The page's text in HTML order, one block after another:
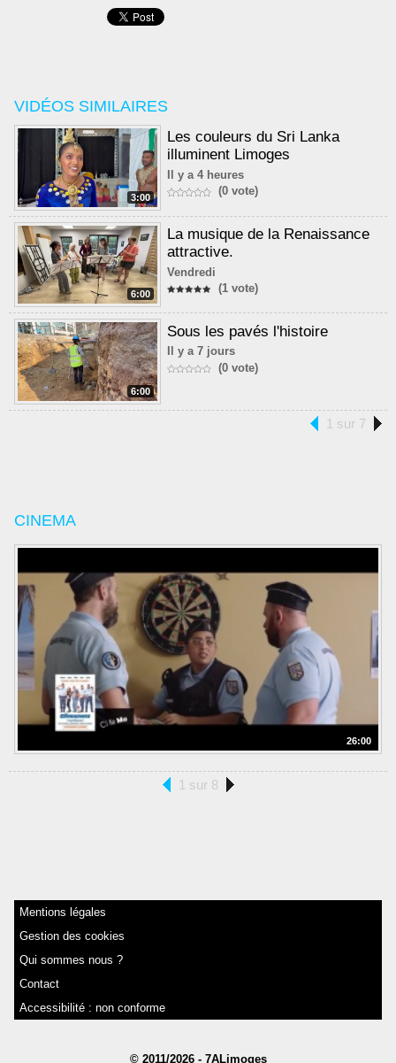
VIDÉOS SIMILAIRES
3:00
Les couleurs du Sri Lanka
illuminent Limoges
Il y a 4 heures
(0 vote)
6:00
La musique de la Renaissance
attractive.
Vendredi
(1 vote)
6:00
Sous les pavés l'histoire
Il y a 7 jours
(0 vote)
1 sur 7
CINEMA
26:00
1 sur 8
Mentions légales
Gestion des cookies
Qui sommes nous ?
Contact
Accessibilité : non conforme
© 2011/2026 - 7ALimoges